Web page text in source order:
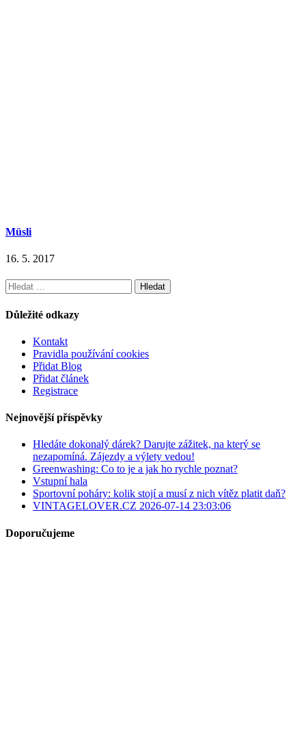
Müsli
16. 5. 2017
Vyhledávání
Důležité odkazy
Kontakt
Pravidla používání cookies
Přidat Blog
Přidat článek
Registrace
Nejnovější příspěvky
Hledáte dokonalý dárek? Darujte zážitek, na který se
nezapomíná. Zájezdy a výlety vedou!
Greenwashing: Co to je a jak ho rychle poznat?
Vstupní hala
Sportovní poháry: kolik stojí a musí z nich vítěz platit daň?
VINTAGELOVER.CZ 2026-07-14 23:03:06
Doporučujeme